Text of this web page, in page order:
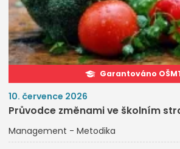
Garantováno
10. července 2026
Průvodce změnami ve školním
Management - Metodika